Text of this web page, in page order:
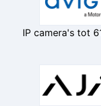
IP camera's tot